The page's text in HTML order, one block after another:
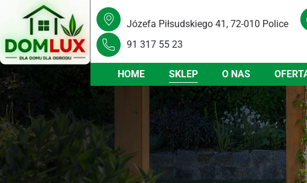
Józefa Piłsudskiego 41, 72-010 Police
91 317 55 23
HOME SKLEP O NAS